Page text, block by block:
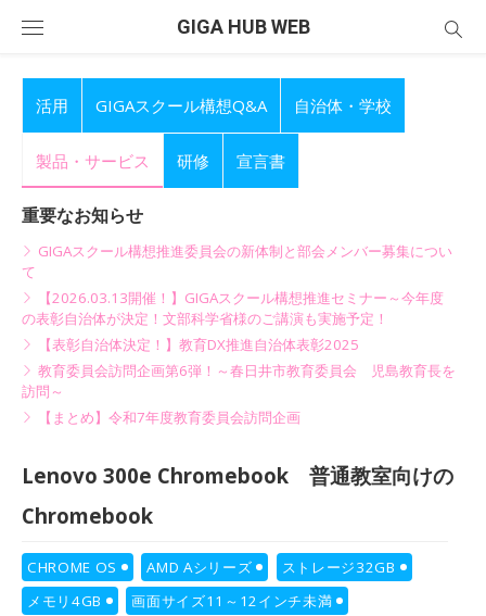
GIGA HUB WEB
活用 GIGAスクール構想Q&A 自治体・学校
製品・サービス 研修 宣言書
重要なお知らせ
GIGAスクール構想推進委員会の新体制と部会メンバー募集につい
て
【2026.03.13開催！】GIGAスクール構想推進セミナー～今年度
の表彰自治体が決定！文部科学省様のご講演も実施予定！
【表彰自治体決定！】教育DX推進自治体表彰2025
教育委員会訪問企画第6弾！～春日井市教育委員会 児島教育長を
訪問～
【まとめ】令和7年度教育委員会訪問企画
Lenovo 300e Chromebook 普通教室向けの
Chromebook
CHROME OS AMD Aシリーズ
ストレージ32GB
メモリ4GB
画面サイズ11～12インチ未満